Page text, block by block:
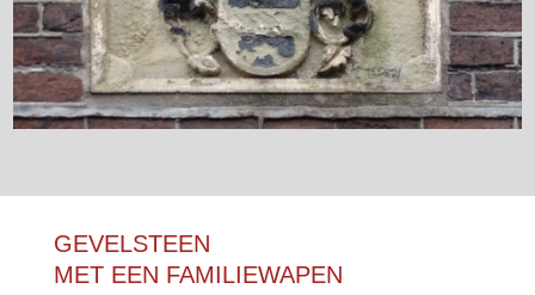
GEVELSTEEN
MET EEN FAMILIEWAPEN